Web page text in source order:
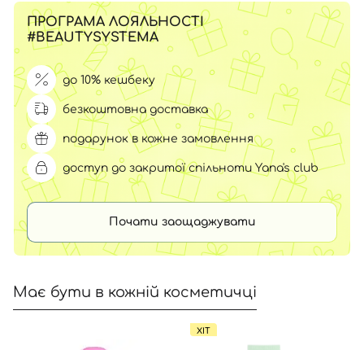
ПРОГРАМА ЛОЯЛЬНОСТІ
#BEAUTYSYSTEMA
до 10% кешбеку
безкоштовна доставка
подарунок в кожне замовлення
доступ до закритої спільноти Yana's club
Почати заощаджувати
Має бути в кожній косметичці
ХІТ